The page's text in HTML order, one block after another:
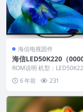
海信电视固件
海信LED50K220（
OM1官方原厂USB刷
固件包
ROM说明 机型：
版本：（0000） BOM：1
6 年前 231